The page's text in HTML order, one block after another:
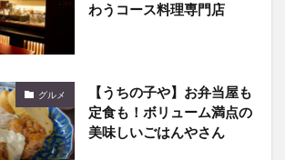
わうコース料理専門店
グルメ
【うちの子や】お弁当屋も
定食も！ボリューム満点の
美味しいごはんやさん